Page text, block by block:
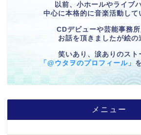
以前、小ホールやライブ
中心に本格的に音楽活動して
CDデビューや芸能事務
お話を頂きましたが絵の
笑いあり、涙ありのスト
「@ウタヲのプロフィール」
メニュー